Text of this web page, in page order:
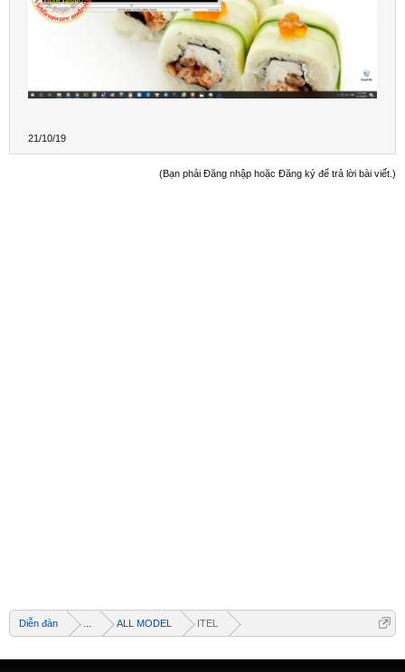
21/10/19
(Bạn phải Đăng nhập hoặc Đăng ký để trả lời bài viết.)
Diễn đàn ALL MODEL ITEL